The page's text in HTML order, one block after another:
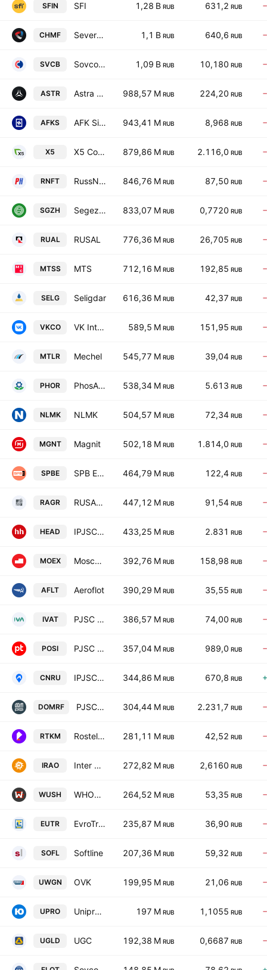
SFIN SFI 1,28 B RUB 631,2 RUB
CHMF Severstal 1,1 B RUB 640,6 RUB
SVCB Sovcombank 1,09 B RUB 10,180 RUB
ASTR Astra Group 988,57 M RUB 224,20 RUB
AFKS AFK Sistema 943,41 M RUB 8,968 RUB
X5 X5 Corporate Center 879,86 M RUB 2.116,0 RUB
RNFT RussNeft NK 846,76 M RUB 87,50 RUB
SGZH Segezha 833,07 M RUB 0,7720 RUB
RUAL RUSAL 776,36 M RUB 26,705 RUB
MTSS MTS 712,16 M RUB 192,85 RUB
SELG Seligdar 616,36 M RUB 42,37 RUB
VKCO VK International Public JS Com 589,5 M RUB 151,95 RUB
MTLR Mechel 545,77 M RUB 39,04 RUB
PHOR PhosAgro 538,34 M RUB 5.613 RUB
NLMK NLMK 504,57 M RUB 72,34 RUB
MGNT Magnit 502,18 M RUB 1.814,0 RUB
SPBE SPB Exchange 464,79 M RUB 122,4 RUB
RAGR RUSAGRO GROUP 447,12 M RUB 91,54 RUB
HEAD IPJSC Headhunter 433,25 M RUB 2.831 RUB
MOEX MoscowExchange 392,76 M RUB 158,98 RUB
AFLT Aeroflot 390,29 M RUB 35,55 RUB
IVAT PJSC IVA 386,57 M RUB 74,00 RUB
POSI PJSC Positive Group 357,04 M RUB 989,0 RUB
CNRU IPJSC Cian 344,86 M RUB 670,8 RUB
DOMRF PJSC DOM.RF 304,44 M RUB 2.231,7 RUB
RTKM Rostelecom 281,11 M RUB 42,52 RUB
IRAO Inter RAO 272,82 M RUB 2,6160 RUB
WUSH WHOOSH Holding 264,52 M RUB 53,35 RUB
EUTR EvroTrans 235,87 M RUB 36,90 RUB
SOFL Softline 207,36 M RUB 59,32 RUB
UWGN OVK 199,95 M RUB 21,06 RUB
UPRO Unipro PAO 197 M RUB 1,1055 RUB
UGLD UGC 192,38 M RUB 0,6687 RUB